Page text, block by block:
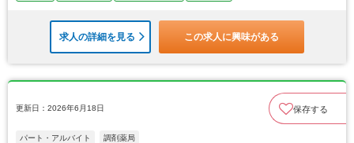
求人の詳細を見る この求人に興味がある
更新日：2026年6月18日 保存する
パート・アルバイト 調剤薬局